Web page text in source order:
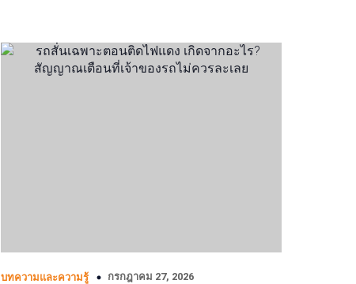
บทความและความรู้ กรกฎาคม 27, 2026